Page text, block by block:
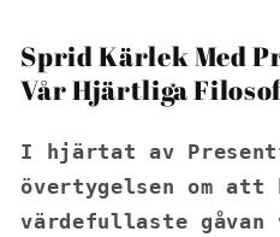
Sprid Kärlek Med
Vår Hjärtliga
I hjärtat av
övertygelsen om att
värdefullaste gåvan